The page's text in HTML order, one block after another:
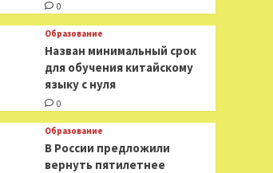
0
Образование
Назван минимальный срок
для обучения китайскому
языку с нуля
0
Образование
В России предложили
вернуть пятилетнее